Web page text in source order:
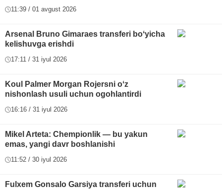
11:39 / 01 avgust 2026
Arsenal Bruno Gimaraes transferi boʻyicha
kelishuvga erishdi
17:11 / 31 iyul 2026
Koul Palmer Morgan Rojersni oʻz
nishonlash usuli uchun ogohlantirdi
16:16 / 31 iyul 2026
Mikel Arteta: Chempionlik — bu yakun
emas, yangi davr boshlanishi
11:52 / 30 iyul 2026
Fulxem Gonsalo Garsiya transferi uchun